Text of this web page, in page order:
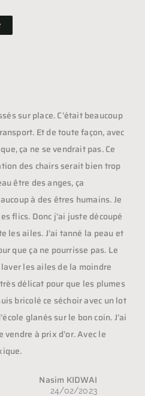
sur place. C’était beaucoup
Et de toute façon, avec
ça ne se vendrait pas. Ce
des chairs serait bien trop
être des anges, ça
à des êtres humains. Je
flics. Donc j’ai juste découpé
les ailes. J’ai tanné la peau et
que ça ne pourrisse pas. Le
les ailes de la moindre
délicat pour que les plumes
bricolé ce séchoir avec un lot
glanés sur le bon coin. J’ai
vendre à prix d’or. Avec le
Nasim KIDWAI
24/02/2023